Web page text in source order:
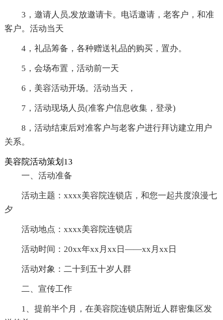
3，邀请人员,发放邀请卡。电话邀请，老客户，和准
客户。活动当天
4，礼品筹备，各种赠送礼品的购买，置办。
5，会场布置，活动前一天
6，美容活动开场。活动当天，
7，活动现场人员(准客户信息收集，登录)
8，活动结束后对准客户与老客户进行拜访建立用户
关系。
美容院活动策划13
一、活动准备
活动主题：xxxx美容院连锁店，和您一起共度浪漫七
夕
活动地点：xxxx美容院连锁店
活动时间：20xx年xx月xx日——xx月xx日
活动对象：二十到五十岁人群
二、宣传工作
1、提前半个月，在美容院连锁店附近人群密集区发